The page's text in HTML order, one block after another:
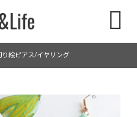

絵ピアス/イヤリング